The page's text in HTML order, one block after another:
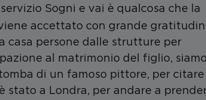
Sogni e vai è qualcosa che la
accettato con grande
casa persone dalle strutture per
al matrimonio del figlio,
di un famoso pittore, per citare
stato a Londra, per andare a